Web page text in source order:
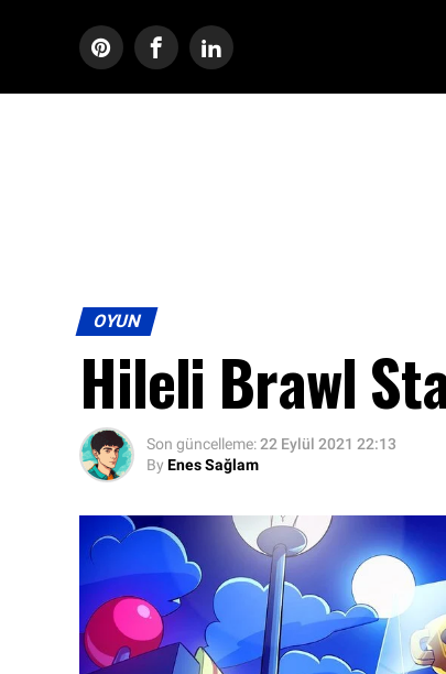
OYUN
Hileli Brawl
Son güncelleme:22 Eylül 2021 22:13
By Enes Sağlam